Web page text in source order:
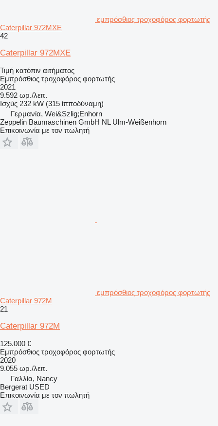
εμπρόσθιος τροχοφόρος φορτωτής
Caterpillar 972MXE
42
Caterpillar 972MXE
Τιμή κατόπιν αιτήματος
Εμπρόσθιος τροχοφόρος φορτωτής
2021
9.592 ωρ./λειτ.
Ισχύς 232 kW (315 ίπποδύναμη)
Γερμανία, Wei&Szlig;Enhorn
Zeppelin Baumaschinen GmbH NL Ulm-Weißenhorn
Επικοινωνία με τον πωλητή
εμπρόσθιος τροχοφόρος φορτωτής
Caterpillar 972M
21
Caterpillar 972M
125.000 €
Εμπρόσθιος τροχοφόρος φορτωτής
2020
9.055 ωρ./λειτ.
Γαλλία, Nancy
Bergerat USED
Επικοινωνία με τον πωλητή